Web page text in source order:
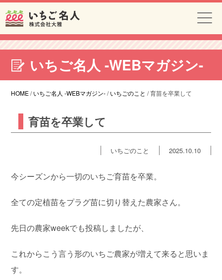
いちご名人 -WEBマガジン-
HOME/いちご名人 -WEBマガジン-/いちごのこと /育苗を卒業して
育苗を卒業して
いちごのこと 2025.10.10
今シーズンから一切のいちご育苗を卒業。
全ての定植苗をプラグ苗に切り替えた農家さん。
先日の農家weekでも投稿しましたが、
これからこう言う形のいちご農家が増えて来ると思いま
す。